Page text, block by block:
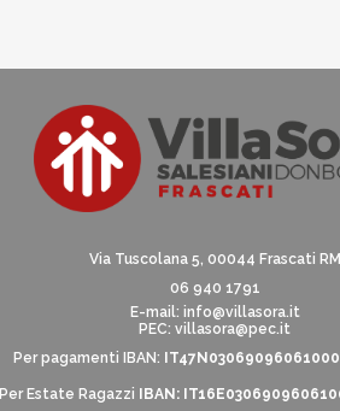
Via Tuscolana 5, 00044 Frascati RM
06 940 1791
E-mail: info@villasora.it
PEC: villasora@pec.it
Per pagamenti IBAN:
Per Estate Ragazzi IBAN: